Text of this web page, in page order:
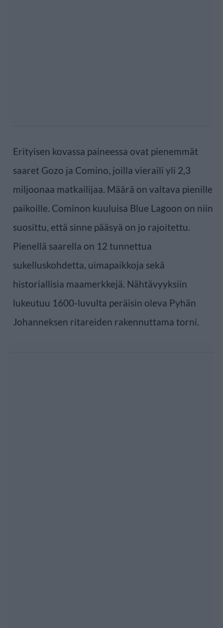
Erityisen kovassa paineessa ovat pienemmät
saaret Gozo ja Comino, joilla vieraili yli 2,3
miljoonaa matkailijaa. Määrä on valtava pienille
paikoille. Cominon kuuluisa Blue Lagoon on niin
suosittu, että sinne pääsyä on jo rajoitettu.
Pienellä saarella on 12 tunnettua
sukelluskohdetta, uimapaikkoja sekä
historiallisia maamerkkejä. Nähtävyyksiin
lukeutuu 1600-luvulta peräisin oleva Pyhän
Johanneksen ritareiden rakennuttama torni.